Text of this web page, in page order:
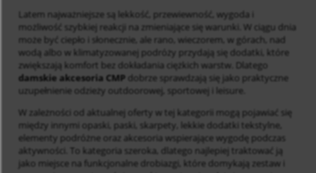
Latem najważniejsze są lekkość, przewiewność, wygoda i
możliwość szybkiej reakcji na zmieniające się warunki. W ciągu dnia
może być ciepło i słonecznie, ale rano, wieczorem, w górach, nad
wodą albo w klimatyzowanej podróży przydają się dodatki, które
zwiększają komfort bez dokładania ciężkich warstw. Dlatego
damskie akcesoria CMP dobrze sprawdzają się jako praktyczne
uzupełnienie odzieży outdoorowej, sportowej i leisure.
W zależności od aktualnej oferty w tej kategorii mogą pojawiać się
między innymi opaski, paski, skarpety, lekkie dodatki tekstylne,
elementy podróżne oraz akcesoria wspierające wygodę podczas
aktywności. To kategoria szeroka, dlatego najlepiej traktować ją
jako miejsce na funkcjonalne drobiazgi, które domykają zestaw i